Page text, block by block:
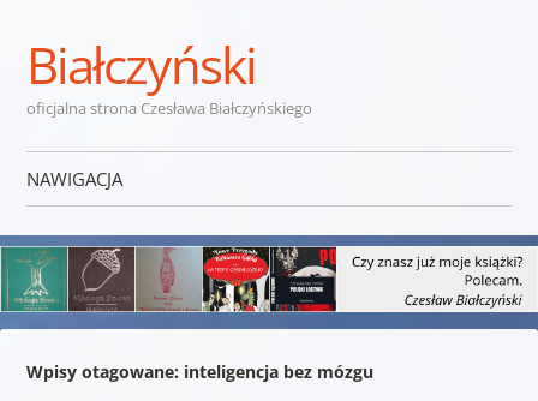
Białczyński
oficjalna strona Czesława Białczyńskiego
NAWIGACJA
Wpisy otagowane: inteligencja bez mózgu